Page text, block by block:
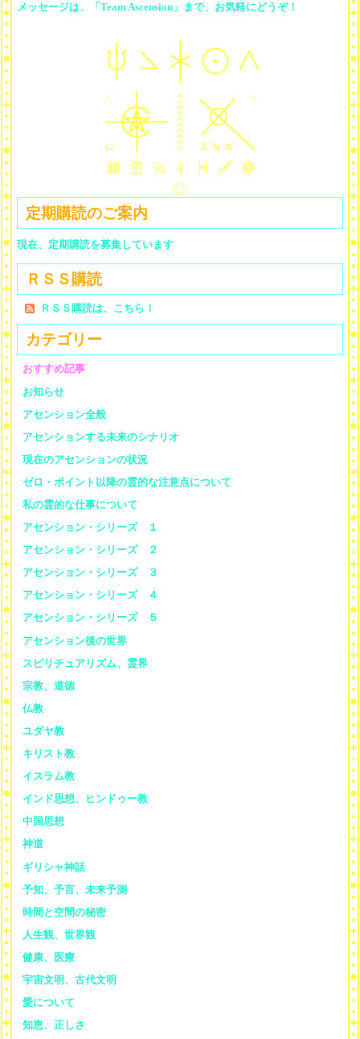
メッセージは、「Team Ascension」まで、お気軽にどうぞ！
定期購読のご案内
現在、定期購読を募集しています
ＲＳＳ購読
ＲＳＳ購読は、こちら！
カテゴリー
おすすめ記事
お知らせ
アセンション全般
アセンションする未来のシナリオ
現在のアセンションの状況
ゼロ・ポイント以降の霊的な注意点について
私の霊的な仕事について
アセンション・シリーズ １
アセンション・シリーズ ２
アセンション・シリーズ ３
アセンション・シリーズ ４
アセンション・シリーズ ５
アセンション後の世界
スピリチュアリズム、霊界
宗教、道徳
仏教
ユダヤ教
キリスト教
イスラム教
インド思想、ヒンドゥー教
中国思想
神道
ギリシャ神話
予知、予言、未来予測
時間と空間の秘密
人生観、世界観
健康、医療
宇宙文明、古代文明
愛について
知恵、正しさ